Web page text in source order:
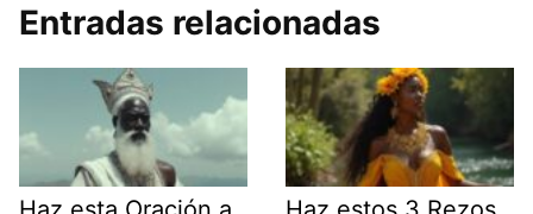
Entradas relacionadas